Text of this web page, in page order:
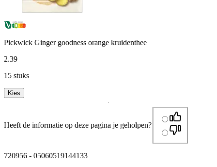
Pickwick Ginger goodness orange kruidenthee
2.39
15 stuks
Kies
Heeft de informatie op deze pagina je geholpen?
720956 - 05060519144133